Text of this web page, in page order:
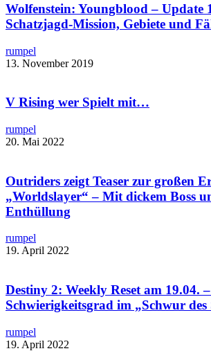
Wolfenstein: Youngblood – Update
Schatzjagd-Mission, Gebiete und
rumpel
13. November 2019
V Rising wer Spielt mit…
rumpel
20. Mai 2022
Outriders zeigt Teaser zur großen
„Worldslayer“ – Mit dickem Boss
Enthüllung
rumpel
19. April 2022
Destiny 2: Weekly Reset am 19.04.
Schwierigkeitsgrad im „Schwur des
rumpel
19. April 2022